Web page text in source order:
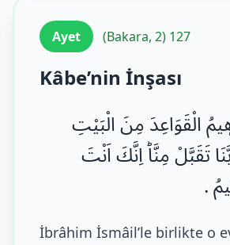
Ayet (Bakara, 2) 127
Kâbe’nin İnşası
الْقَوَاعِدَ مِنَ الْبَیْتِ
تَقَبَّلْ مِنَّاؕ اِنَّكَ اَنْتَ
.
İbrâhim İsmâil’le birlikte o